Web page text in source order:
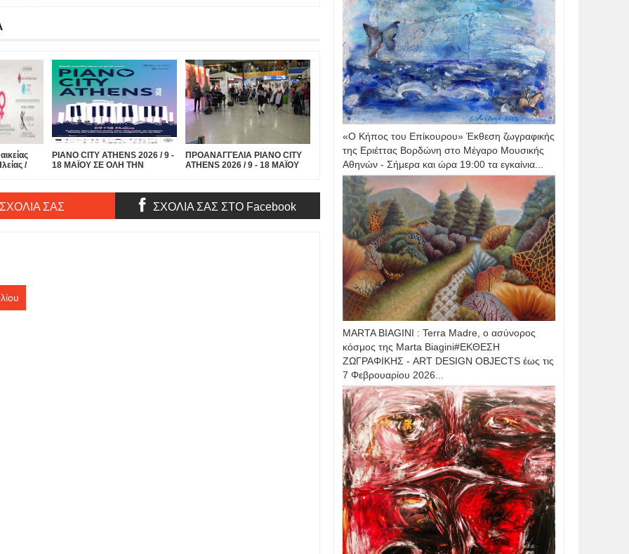
/
Σάββατο
PIANO CITY ATHENS 2026 / 9 -
18 ΜΑΪΟΥ ΣΕ ΟΛΗ ΤΗΝ
ΠΡΟΑΝΑΓΓΕΛΙΑ PIANO CITY
ATHENS 2026 / 9 - 18 ΜΑΪΟΥ
σε μια μεγάλη σκηνή
αφιερωμένη στο πιάνο!
ΣΑΣ ΣΧΟΛΙΑ ΣΑΣ ΣΤΟ Facebook
«Ο Κήπος του Επίκουρου» Έκθεση ζωγραφικής
της Εριέττας Βορδώνη στο Μέγαρο Μουσικής
Αθηνών - Σήμερα και ώρα 19:00 τα εγκαίνια...
MARTA BIAGINI : Terra Madre, ο ασύνορος
κόσμος της Marta Biagini#ΕΚΘΕΣΗ
ΖΩΓΡΑΦΙΚΗΣ - ART DESIGN OBJECTS έως τις
7 Φεβρουαρίου 2026...